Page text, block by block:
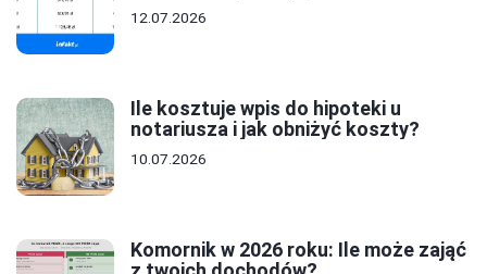
12.07.2026
Ile kosztuje wpis do hipoteki u
notariusza i jak obniżyć koszty?
10.07.2026
Komornik w 2026 roku: Ile może zająć